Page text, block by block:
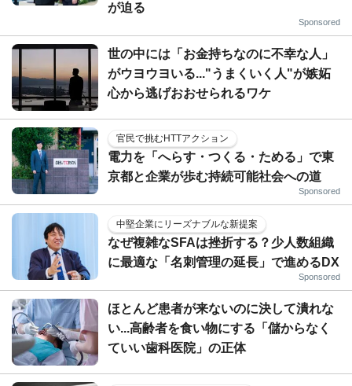
が迫る
Sponsored
世の中には「お金持ちなのに不幸な人」
がウヨウヨいる..."うまくいく人"が嫉妬
心から逃げおおせられるワケ
官民で挑むHTTアクション
電力を「へらす・つくる・ためる」で東
京都と企業が歩む持続可能社会への道
Sponsored
中堅企業にリーズナブルな新提案
なぜ複雑なSFAは挫折する？少人数組織
に最適な「名刺管理の延長」で進めるDX
Sponsored
ほとんど患者が来ないのに決して潰れな
い...高齢者を食い物にする「儲からなく
ていい歯科医院」の正体